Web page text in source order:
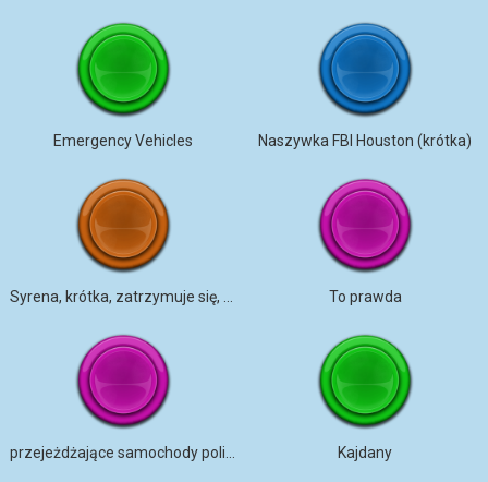
Emergency Vehicles Naszywka FBI Houston (krótka)
To prawda
Kajdany